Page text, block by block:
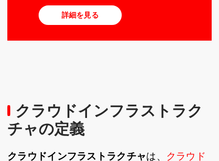
詳細を見る
クラウドインフラストラク
チャの定義
クラウドインフラストラクチャは、 クラウド